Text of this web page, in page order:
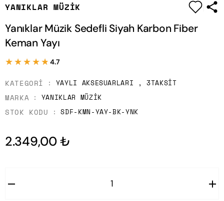
YANIKLAR MÜZIK
Yanıklar Müzik Sedefli Siyah Karbon Fiber
Keman Yayı
★★★★★
★★★★★ 4.7
KATEGORI YAYLI AKSESUARLARI ,3TAKSIT
MARKA YANIKLAR MÜZIK
STOK KODU SDF-KMN-YAY-BK-YNK
2.349,00 ₺